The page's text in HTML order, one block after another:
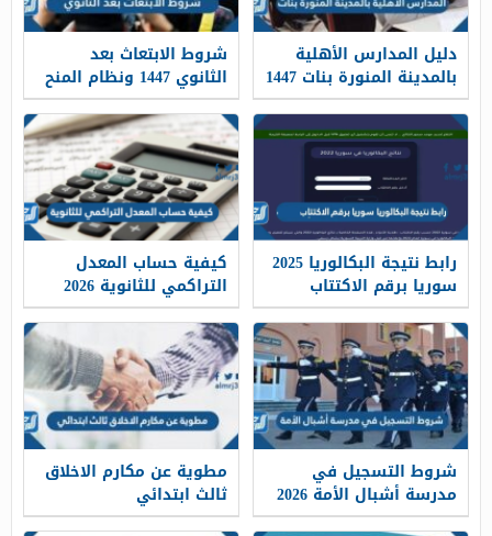
دليل المدارس الأهلية
بالمدينة المنورة بنات 1447
شروط الابتعاث بعد
الثانوي 1447 ونظام المنح
الداخلية ومسار التميز
رابط نتيجة البكالوريا 2025
سوريا برقم الاكتتاب
كيفية حساب المعدل
التراكمي للثانوية 2026
شروط التسجيل في
مدرسة أشبال الأمة 2026
مطوية عن مكارم الاخلاق
ثالث ابتدائي